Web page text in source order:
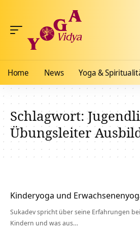
Home News Yoga &
Schlagwort:
Übungsleiter
Kinderyoga und
Sukadev spricht über seine Erfahrungen
Kindern und was aus…